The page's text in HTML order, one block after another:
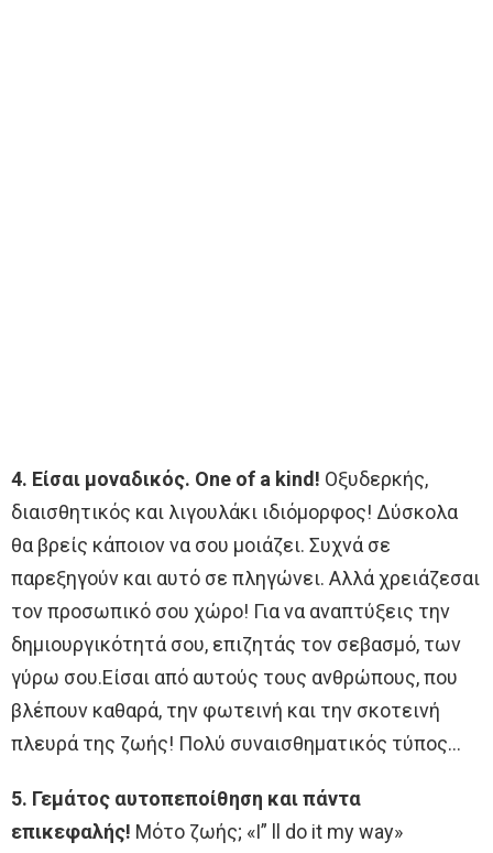
4. Είσαι μοναδικός. One of a kind! Οξυδερκής,
διαισθητικός και λιγουλάκι ιδιόμορφος! Δύσκολα
θα βρείς κάποιον να σου μοιάζει. Συχνά σε
παρεξηγούν και αυτό σε πληγώνει. Αλλά χρειάζεσαι
τον προσωπικό σου χώρο! Για να αναπτύξεις την
δημιουργικότητά σου, επιζητάς τον σεβασμό, των
γύρω σου.Είσαι από αυτούς τους ανθρώπους, που
βλέπουν καθαρά, την φωτεινή και την σκοτεινή
πλευρά της ζωής! Πολύ συναισθηματικός τύπος…
5. Γεμάτος αυτοπεποίθηση και πάντα
επικεφαλής! Μότο ζωής; «I” ll do it my way»